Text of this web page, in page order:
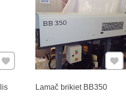
k Obľúbeným
Lamač brikiet BB350